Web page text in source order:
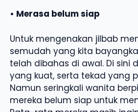
• Merasa belum siap
Untuk mengenakan jilbab
semudah yang kita
telah dibahas di awal. Di sini
yang kuat, serta tekad yang
Namun seringkali wanita
mereka belum siap untuk